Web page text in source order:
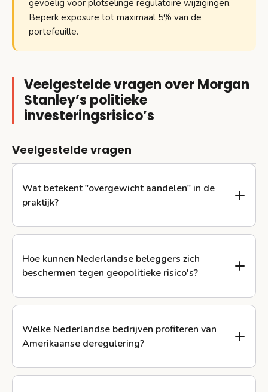
gevoelig voor plotselinge regulatoire wijzigingen.
Beperk exposure tot maximaal 5% van de
portefeuille.
Veelgestelde vragen over Morgan
Stanley’s politieke
investeringsrisico’s
Veelgestelde vragen
Wat betekent "overgewicht aandelen" in de
praktijk?
Hoe kunnen Nederlandse beleggers zich
beschermen tegen geopolitieke risico's?
Welke Nederlandse bedrijven profiteren van
Amerikaanse deregulering?